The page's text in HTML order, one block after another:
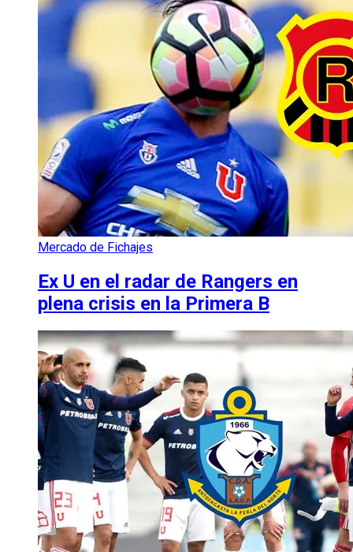
Mercado de Fichajes
Ex U en el radar de Rangers en
plena crisis en la Primera B